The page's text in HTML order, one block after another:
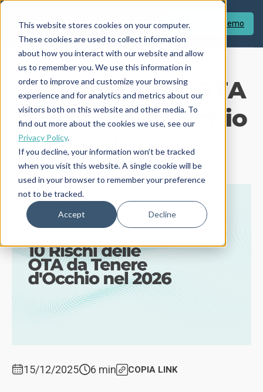
This website stores cookies on your computer.
These cookies are used to collect information
about how you interact with our website and allow
us to remember you. We use this information in
order to improve and customize your browsing
experience and for analytics and metrics about our
visitors both on this website and other media. To
find out more about the cookies we use, see our
Privacy Policy.
If you decline, your information won’t be tracked
when you visit this website. A single cookie will be
used in your browser to remember your preference
not to be tracked.
Accept Decline
Prenota Una Demo
10 Rischi delle OTA
da Tenere d'Occhio
nel 2026
15/12/2025 6 min COPIA LINK